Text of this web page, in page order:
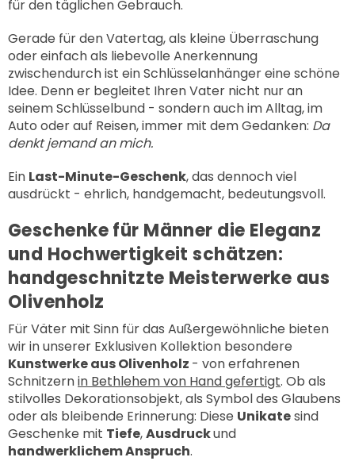
für den täglichen Gebrauch.
Gerade für den Vatertag, als kleine Überraschung
oder einfach als liebevolle Anerkennung
zwischendurch ist ein Schlüsselanhänger eine schöne
Idee. Denn er begleitet Ihren Vater nicht nur an
seinem Schlüsselbund - sondern auch im Alltag, im
Auto oder auf Reisen, immer mit dem Gedanken: Da
denkt jemand an mich.
Ein Last-Minute-Geschenk, das dennoch viel
ausdrückt - ehrlich, handgemacht, bedeutungsvoll.
Geschenke für Männer die Eleganz
und Hochwertigkeit schätzen:
handgeschnitzte Meisterwerke aus
Olivenholz
Für Väter mit Sinn für das Außergewöhnliche bieten
wir in unserer Exklusiven Kollektion besondere
Kunstwerke aus Olivenholz - von erfahrenen
Schnitzernin Bethlehem von Hand gefertigt. Ob als
stilvolles Dekorationsobjekt, als Symbol des Glaubens
oder als bleibende Erinnerung: Diese Unikatesind
Geschenke mit Tiefe,Ausdruckund
handwerklichem Anspruch.